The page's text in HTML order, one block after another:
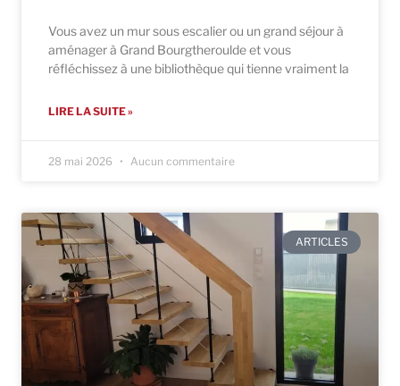
Vous avez un mur sous escalier ou un grand séjour à
aménager à Grand Bourgtheroulde et vous
réfléchissez à une bibliothèque qui tienne vraiment la
LIRE LA SUITE »
28 mai 2026 Aucun commentaire
ARTICLES